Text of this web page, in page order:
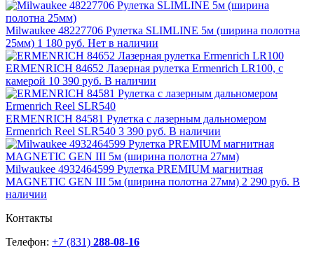
Milwaukee 48227706 Рулетка SLIMLINE 5м (ширина полотна
25мм) 1 180 руб. Нет в наличии
ERMENRICH 84652 Лазерная рулетка Ermenrich LR100, с
камерой 10 390 руб. В наличии
ERMENRICH 84581 Рулетка с лазерным дальномером
Ermenrich Reel SLR540 3 390 руб. В наличии
Milwaukee 4932464599 Рулетка PREMIUM магнитная
MAGNETIC GEN III 5м (ширина полотна 27мм) 2 290 руб. В
наличии
Контакты
Телефон: +7 (831) 288-08-16